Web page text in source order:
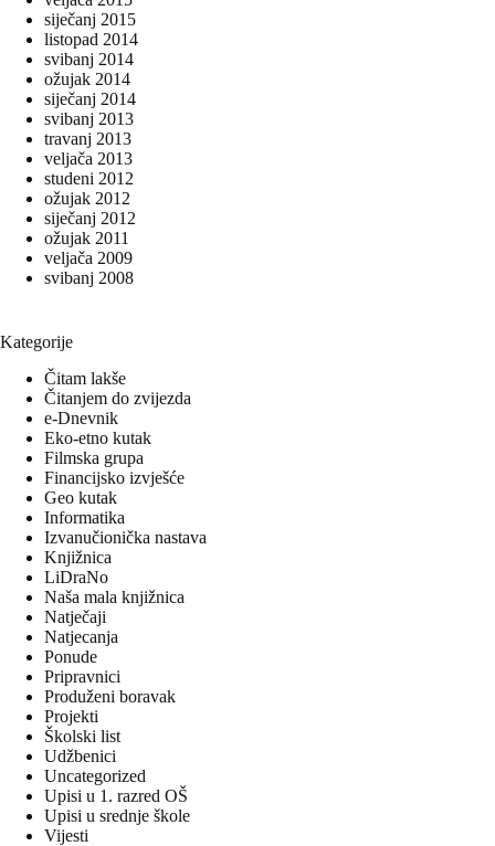
siječanj 2015
listopad 2014
svibanj 2014
ožujak 2014
siječanj 2014
svibanj 2013
travanj 2013
veljača 2013
studeni 2012
ožujak 2012
siječanj 2012
ožujak 2011
veljača 2009
svibanj 2008
Kategorije
Čitam lakše
Čitanjem do zvijezda
e-Dnevnik
Eko-etno kutak
Filmska grupa
Financijsko izvješće
Geo kutak
Informatika
Izvanučionička nastava
Knjižnica
LiDraNo
Naša mala knjižnica
Natječaji
Natjecanja
Ponude
Pripravnici
Produženi boravak
Projekti
Školski list
Udžbenici
Uncategorized
Upisi u 1. razred OŠ
Upisi u srednje škole
Vijesti